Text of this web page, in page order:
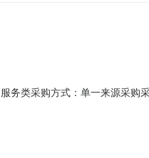
类采购方式：单一来源采购
价：927700.0评审办法：其